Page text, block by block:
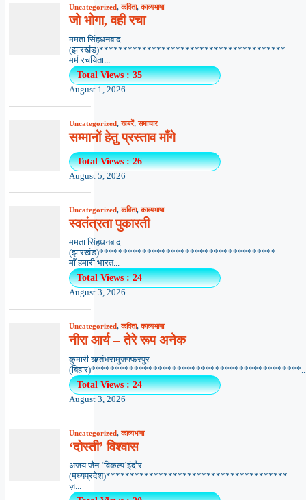
Uncategorized,कविता,काव्यभाषा
जो भोगा, वही रचा
ममता सिंहधनबाद
(झारखंड)***************************************
मर्म रचयिता...
Total Views : 35
August 1, 2026
Uncategorized,खबरें,समाचार
सम्मानों हेतु प्रस्ताव माँगे
Total Views : 26
August 5, 2026
Uncategorized,कविता,काव्यभाषा
स्वतंत्रता पुकारती
ममता सिंहधनबाद
(झारखंड)*************************************
माँ हमारी भारत...
Total Views : 24
August 3, 2026
Uncategorized,कविता,काव्यभाषा
नीरा आर्य – तेरे रूप अनेक
कुमारी ऋतंभरामुजफ्फरपुर
Total Views : 24
August 3, 2026
Uncategorized,काव्यभाषा
‘दोस्ती’ विश्वास
अजय जैन ‘विकल्प’इंदौर
(मध्यप्रदेश)**************************************
ज़...